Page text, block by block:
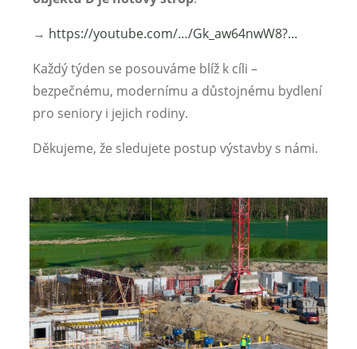
→ https://youtube.com/…/Gk_aw64nwW8?…
Každý týden se posouváme blíž k cíli –
bezpečnému, modernímu a důstojnému bydlení
pro seniory i jejich rodiny.
Děkujeme, že sledujete postup výstavby s námi.